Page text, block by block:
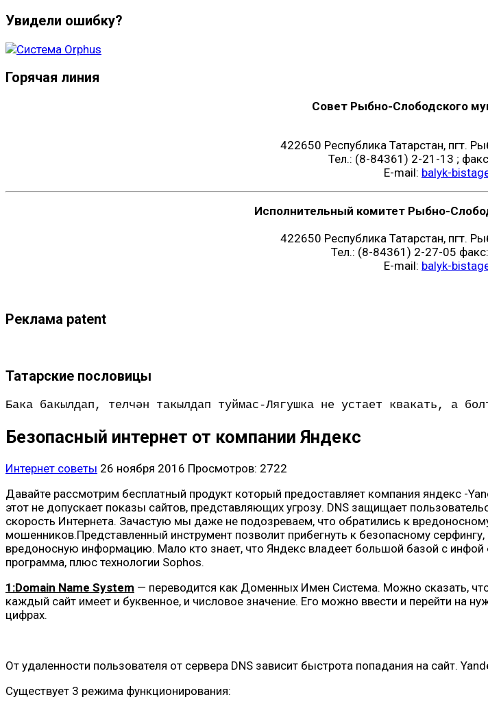
Увидели ошибку?
Горячая линия
Совет Рыбно-Слободского
422650 Республика Татарстан, пгт.
Тел.: (8-84361) 2-21-13 ;
E-mail: balyk-
Исполнительный комитет Рыбно-
422650 Республика Татарстан, пгт.
Тел.: (8-84361) 2-27-05
E-mail: balyk-
Реклама patent
Татарские пословицы
Бака бакылдап, телчән такылдап туймас-Лягушка не устает квакать, а
Безопасный интернет от компании Яндекс
Интернет советы 26 ноября 2016 Просмотров: 2722
Давайте рассмотрим бесплатный продукт который предоставляет компания яндекс -
этот не допускает показы сайтов, представляющих угрозу. DNS защищает
скорость Интернета. Зачастую мы даже не подозреваем, что обратились к
мошенников.Представленный инструмент позволит прибегнуть к безопасному
вредоносную информацию. Мало кто знает, что Яндекс владеет большой базой с инфой
программа, плюс технологии Sophos.
1:Domain Name System — переводится как Доменных Имен Система. Можно сказать,
каждый сайт имеет и буквенное, и числовое значение. Его можно ввести и перейти на
цифрах.
От удаленности пользователя от сервера DNS зависит быстрота попадания на сайт.
Существует 3 режима функционирования: